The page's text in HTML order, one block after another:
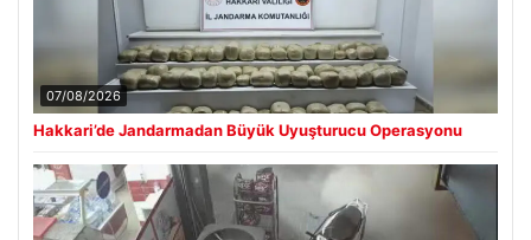
07/08/2026
Hakkari’de Jandarmadan Büyük Uyuşturucu Operasyonu